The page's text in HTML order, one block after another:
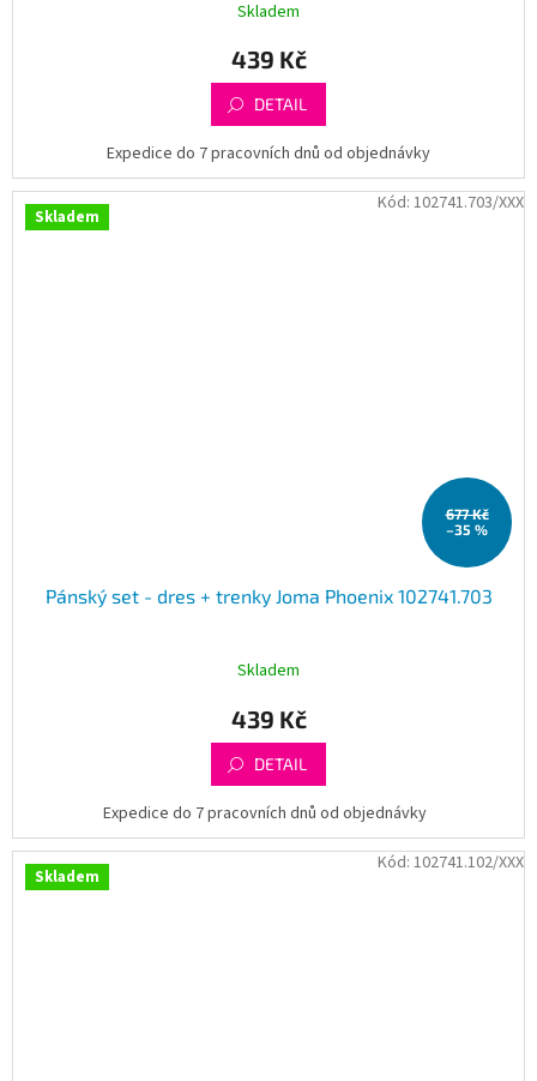
Skladem
439 Kč
DETAIL
Expedice do 7 pracovních dnů od objednávky
Skladem
677 Kč
–35 %
Pánský set - dres + trenky Joma Phoenix 102741.703
Skladem
439 Kč
DETAIL
Expedice do 7 pracovních dnů od objednávky
Kód: 102741.703/XXX
Skladem
Kód: 102741.102/XXX